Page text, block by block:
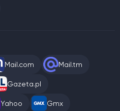
Mail.com Mail.tm
Gazeta.pl
Yahoo Gmx